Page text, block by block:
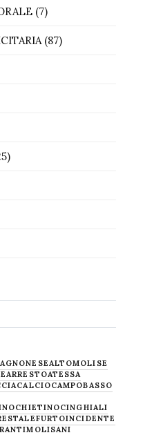
(7)
(87)
AGNONESEALTOMOLISE
ARRESTOATESSA
CALCIOCAMPOBASSO
CHIETINOCINGHIALI
FURTOINCIDENTE
MOLISANI